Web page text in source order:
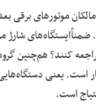
کنند؟